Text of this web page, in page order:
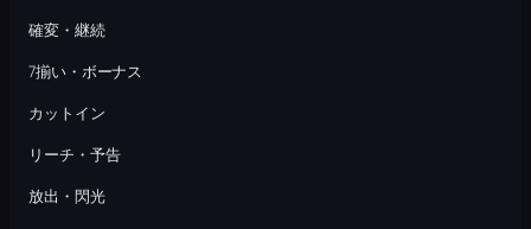
確変・継続
7揃い・ボーナス
カットイン
リーチ・予告
放出・閃光